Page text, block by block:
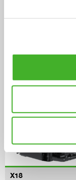
X18